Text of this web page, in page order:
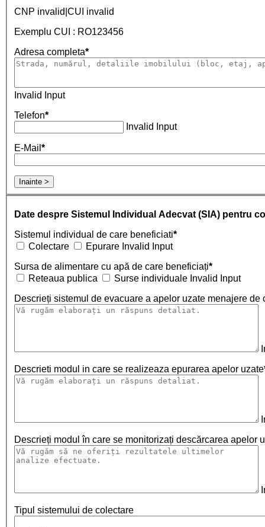
CNP invalid|CUI invalid
Exemplu CUI : RO123456
Adresa completa*
Invalid Input
Telefon*
Invalid Input
E-Mail *
Inainte >
Date despre Sistemul Individual Adecvat (SIA) pentru
Sistemul individual de care beneficiati*
Colectare
Epurare Invalid Input
Sursa de alimentare cu apă de care beneficiați*
Reteaua publica
Surse individuale Invalid Input
Descrieți sistemul de evacuare a apelor uzate menajere de
Descrieti modul in care se realizeaza epurarea apelor uzate
Descrieți modul în care se monitorizați descărcarea apelor
Tipul sistemului de colectare